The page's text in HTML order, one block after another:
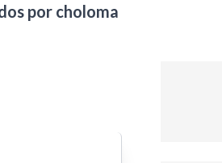
por choloma